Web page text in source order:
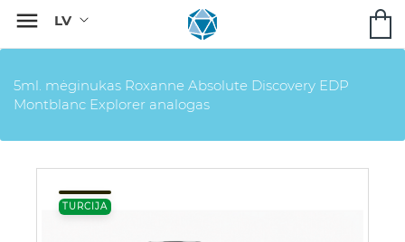

5ml. mėginukas Roxanne Absolute Discovery EDP
Montblanc Explorer analogas
TURCIJA